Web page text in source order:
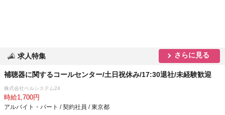
求人特集 さらに見る
補聴器に関するコールセンター/土日祝休み/17:30退社/未経験歓迎
株式会社ベルシステム24
時給1,700円
アルバイト・パート / 契約社員 / 東京都